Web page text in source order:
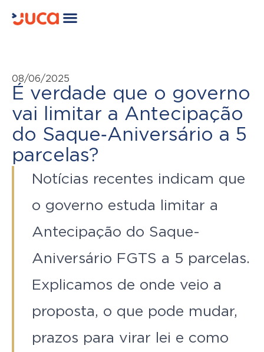
08/06/2025
É verdade que o governo
vai limitar a Antecipação
do Saque‑Aniversário a 5
parcelas?
Notícias recentes indicam que
o governo estuda limitar a
Antecipação do Saque-
Aniversário FGTS a 5 parcelas.
Explicamos de onde veio a
proposta, o que pode mudar,
prazos para virar lei e como